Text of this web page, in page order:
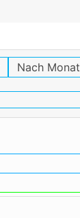
Nach Monat